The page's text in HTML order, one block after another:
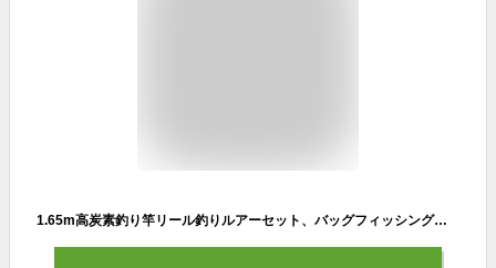
1.65m高炭素釣り竿リール釣りルアーセット、バッグフィッシングギア付きポータブル釣り竿セット、伸縮式トラウトロッド、初心者釣り道具、キャスティングコンビネーション ZYYUJ (Color : 右側の操作)